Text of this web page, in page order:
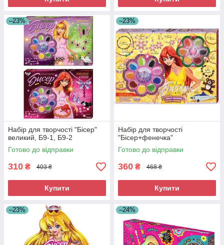
–23%
Набір для творчості "Бісер"
великий, Б9-1, Б9-2
Готово до відправки
310 ₴ 403 ₴
Купити
–23%
Набір для творчості
"Бісер+фенечка"
Готово до відправки
360 ₴ 468 ₴
Купити
–23% –24%